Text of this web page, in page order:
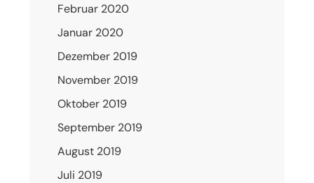
Februar 2020
Januar 2020
Dezember 2019
November 2019
Oktober 2019
September 2019
August 2019
Juli 2019